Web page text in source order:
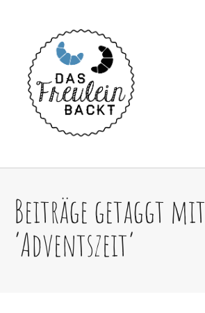
Beiträge getaggt mit
‘Adventszeit’